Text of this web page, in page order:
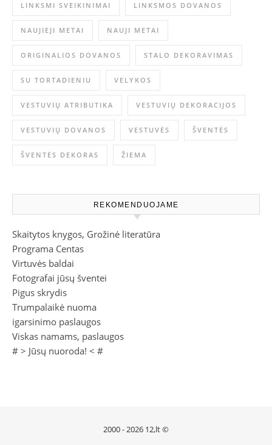
LINKSMI SVEIKINIMAI LINKSMOS DOVANOS
NAUJIEJI METAI NAUJI METAI
ORIGINALIOS DOVANOS STALO DEKORAVIMAS
SU TORTADIENIU VELYKOS
VESTUVIŲ ATRIBUTIKA VESTUVIŲ DEKORACIJOS
VESTUVIŲ DOVANOS VESTUVĖS ŠVENTĖS
ŠVENTĖS DEKORAS ŽIEMA
REKOMENDUOJAME
Skaitytos knygos, Grožinė literatūra
Programa Centas
Virtuvės baldai
Fotografai jūsų šventei
Pigus skrydis
Trumpalaikė nuoma
igarsinimo paslaugos
Viskas namams, paslaugos
# > Jūsų nuoroda! < #
2000 - 2026 12,lt ©